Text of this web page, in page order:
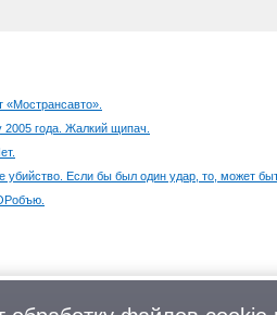
«Мострансавто».
2005 года. Жалкий щипач.
Если бы был один удар, то, может